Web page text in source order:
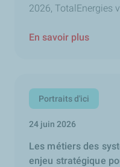
2026, TotalEnergies
En savoir plus
Portraits d'ici
24 juin 2026
Les métiers des
enjeu stratégique